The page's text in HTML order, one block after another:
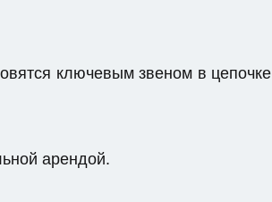
ключевым звеном в цепочке
арендой.